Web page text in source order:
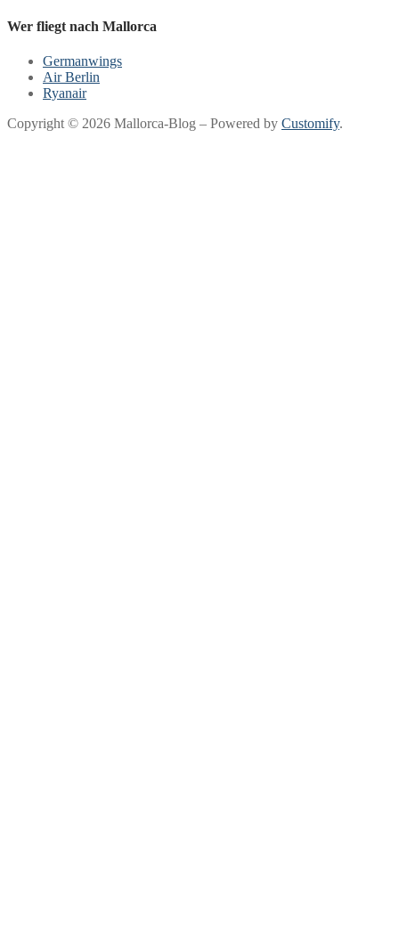
Wer fliegt nach Mallorca
Germanwings
Air Berlin
Ryanair
Copyright © 2026 Mallorca-Blog – Powered by Customify.